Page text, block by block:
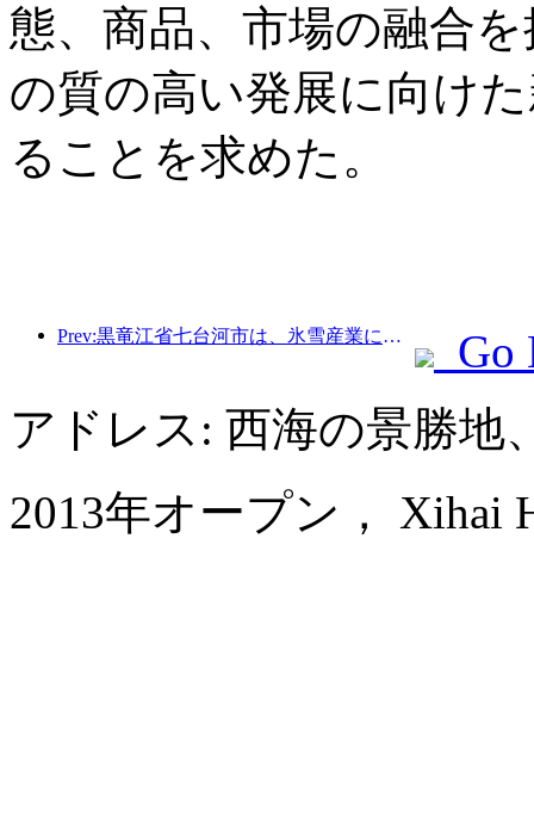
態、商品、市場の融合
の質の高い発展に向け
ることを求めた。
Prev:黒竜江省七台河市は、氷雪産業に関する全国初の条例を公布し、AIと氷雪スポーツの融合を奨励した。
Go
アドレス: 西海の景勝地
2013年オープン， Xihai